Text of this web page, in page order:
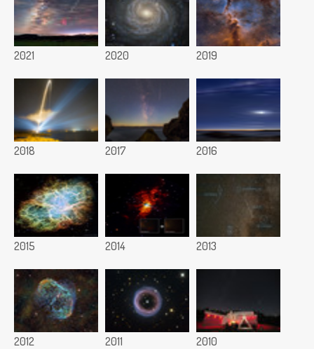
2021 2020 2019
2018 2017 2016
2015 2014 2013
2012 2011 2010